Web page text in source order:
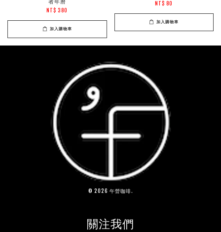
NT$ 380
加入購物車
NT$ 80
加入購物車
© 2026 午營咖啡.
關注我們